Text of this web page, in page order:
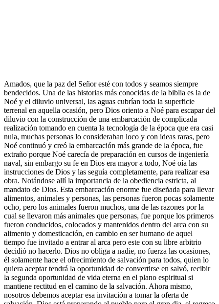
Amados, que la paz del Señor esté con todos y seamos siempre
bendecidos. Una de las historias más conocidas de la biblia es la de
Noé y el diluvio universal, las aguas cubrían toda la superficie
terrenal en aquella ocasión, pero Dios oriento a Noé para escapar del
diluvio con la construcción de una embarcación de complicada
realización tomando en cuenta la tecnología de la época que era casi
nula, muchas personas lo consideraban loco y con ideas raras, pero
Noé continuó y creó la embarcación más grande de la época, fue
extraño porque Noé carecía de preparación en cursos de ingeniería
naval, sin embargo su fe en Dios era mayor a todo, Noé oía las
instrucciones de Dios y las seguía completamente, para realizar esa
obra. Notándose allí la importancia de la obediencia estricta, al
mandato de Dios. Esta embarcación enorme fue diseñada para llevar
alimentos, animales y personas, las personas fueron pocas solamente
ocho, pero los animales fueron muchos, una de las razones por la
cual se llevaron más animales que personas, fue porque los primeros
fueron conducidos, colocados y mantenidos dentro del arca con su
alimento y domesticación, en cambio en ser humano de aquel
tiempo fue invitado a entrar al arca pero este con su libre arbitrio
decidió no hacerlo. Dios no obliga a nadie, no fuerza las ocasiones,
él solamente hace el ofrecimiento de salvación para todos, quien lo
quiera aceptar tendrá la oportunidad de convertirse en salvó, recibir
la segunda oportunidad de vida eterna en el plano espiritual si
mantiene rectitud en el camino de la salvación. Ahora mismo,
nosotros debemos aceptar esa invitación a tomar la oferta de